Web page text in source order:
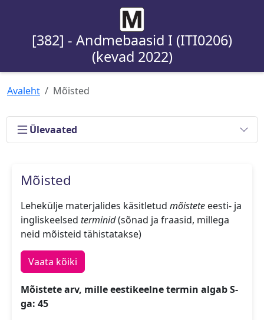
[382] - Andmebaasid I (ITI0206)
(kevad 2022)
Avaleht Mõisted
Ülevaated
Mõisted
Lehekülje materjalides käsitletud mõistete eesti- ja
ingliskeelsed terminid(sõnad ja fraasid, millega
neid mõisteid tähistatakse)
Vaata kõiki
Mõistete arv, mille eestikeelne termin algab S-
ga: 45